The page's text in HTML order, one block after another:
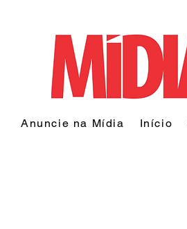
Anuncie na Mídia Início